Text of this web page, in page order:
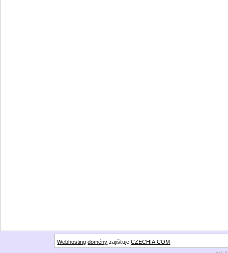
Webhosting domény zajišťujeCZECHIA.COM